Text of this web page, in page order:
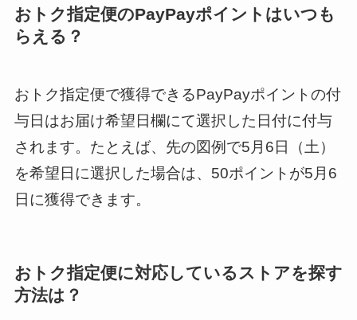
おトク指定便のPayPayポイントはいつも
らえる？
おトク指定便で獲得できるPayPayポイントの付
与日はお届け希望日欄にて選択した日付に付与
されます。たとえば、先の図例で5月6日（土）
を希望日に選択した場合は、50ポイントが5月6
日に獲得できます。
おトク指定便に対応しているストアを探す
方法は？